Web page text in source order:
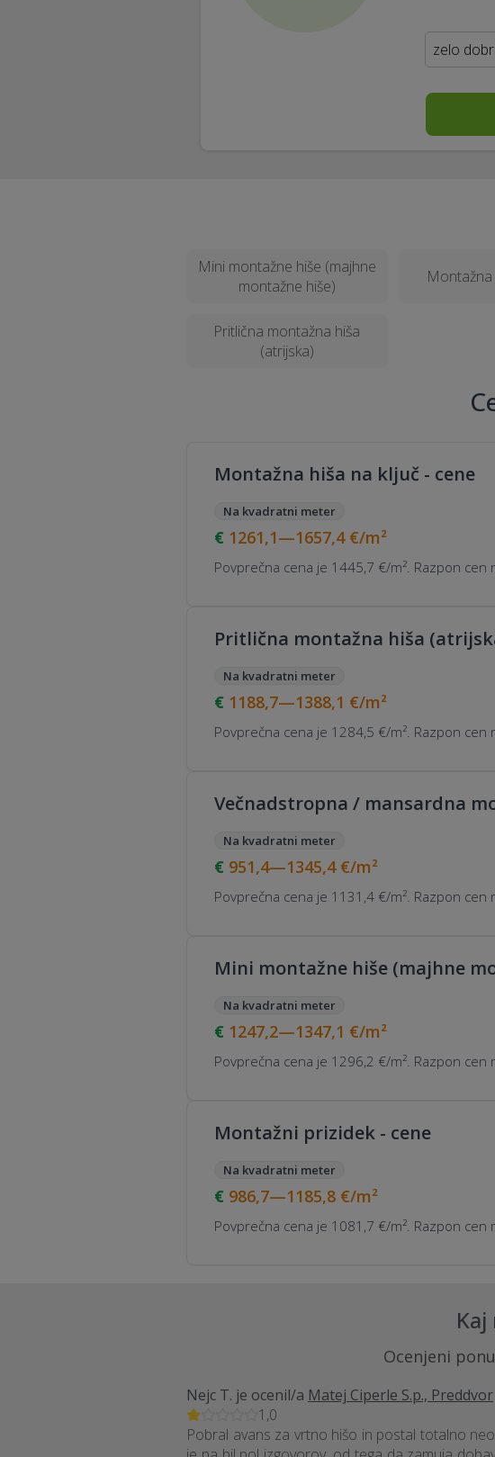
zelo
Mini montažne hiše (majhne
montažne hiše)
Montažna
Pritlična montažna hiša
(atrijska)
Montažna hiša na ključ - cene
Na kvadratni meter
1261,1—1657,4 €/m²
Povprečna cena je 1445,7 €/m². Razpon
Pritlična montažna hiša
Na kvadratni meter
1188,7—1388,1 €/m²
Povprečna cena je 1284,5 €/m². Razpon
Večnadstropna / mansardna
Na kvadratni meter
951,4—1345,4 €/m²
Povprečna cena je 1131,4 €/m². Razpon
Mini montažne hiše (majhne
Na kvadratni meter
1247,2—1347,1 €/m²
Povprečna cena je 1296,2 €/m². Razpon
Montažni prizidek - cene
Na kvadratni meter
986,7—1185,8 €/m²
Povprečna cena je 1081,7 €/m². Razpon
Ocenjeni
Nejc T. je ocenil/a Matej Ciperle S.p., Preddvor
1,0
Pobral avans za vrtno hišo in postal totalno